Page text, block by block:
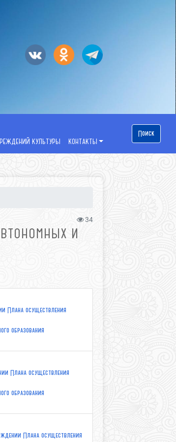
КУЛЬТУРЫ КОНТАКТЫ
Поиск
34
И
Плана осуществления
образования
Плана осуществления
образования
Плана осуществления